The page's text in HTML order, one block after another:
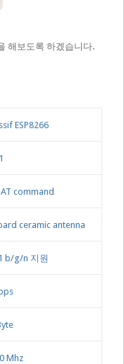
해보도록 하겠습니다.
ESP8266
command
ceramic antenna
b/g/n 지원
Mhz